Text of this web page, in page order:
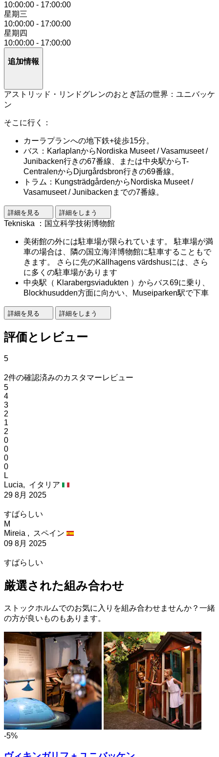
10:00:00 - 17:00:00
星期三
10:00:00 - 17:00:00
星期四
10:00:00 - 17:00:00
追加情報
アストリッド・リンドグレンのおとぎ話の世界：ユニバッケ
ン
そこに行く：
カーラプランへの地下鉄+徒歩15分。
バス：KarlaplanからNordiska Museet / Vasamuseet /
Junibacken行きの67番線、または中央駅からT-
CentralenからDjurgårdsbron行きの69番線。
トラム：KungsträdgårdenからNordiska Museet /
Vasamuseet / Junibackenまでの7番線。
詳細を見る 詳細をしまう
Tekniska ：国立科学技術博物館
美術館の外には駐車場が限られています。 駐車場が満
車の場合は、隣の国立海洋博物館に駐車することもで
きます。 さらに先のKällhagens värdshusには、さら
に多くの駐車場があります
中央駅（ Klarabergsviadukten ）からバス69に乗り、
Blockhusudden方面に向かい、Museiparken駅で下車
詳細を見る 詳細をしまう
評価とレビュー
5
2件の確認済みのカスタマーレビュー
5
4
3
2
1
2
0
0
0
0
L
Lucia, イタリア
29 8月 2025
すばらしい
M
Mireia , スペイン
09 8月 2025
すばらしい
厳選された組み合わせ
ストックホルムでのお気に入りを組み合わせませんか？一緒
の方が良いものもあります。
-5%